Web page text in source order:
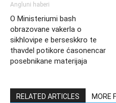
Angluni haberi
O Ministeriumi bash
obrazovane vakerla o
sikhlovipe e berseskkro te
thavdel potikore ćasonencar
posebnikane materijaja
RELATED ARTICLES MORE